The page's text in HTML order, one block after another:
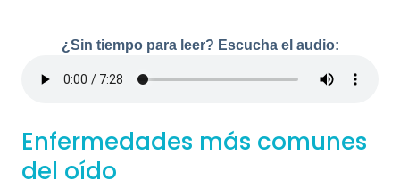
¿Sin tiempo para leer? Escucha el audio:
Enfermedades más comunes
del oído